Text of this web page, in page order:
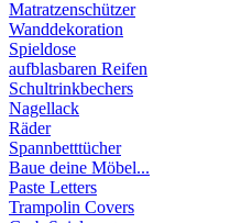
Matratzenschützer
Wanddekoration
Spieldose
aufblasbaren Reifen
Schultrinkbechers
Nagellack
Räder
Spannbetttücher
Baue deine Möbel...
Paste Letters
Trampolin Covers